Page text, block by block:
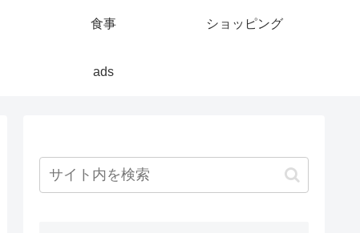
食事 ショッピング
ads